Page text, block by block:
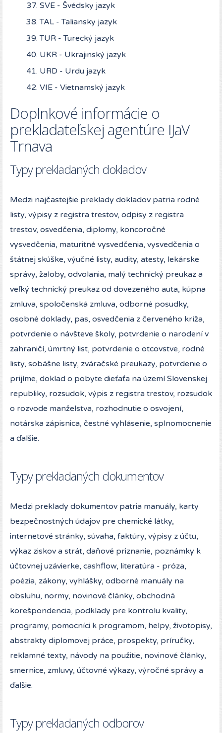
SVE - Švédsky jazyk
TAL - Taliansky jazyk
TUR - Turecký jazyk
UKR - Ukrajinský jazyk
URD - Urdu jazyk
VIE - Vietnamský jazyk
Doplnkové informácie o
prekladateľskej agentúre IJaV
Trnava
Typy prekladaných dokladov
Medzi najčastejšie preklady dokladov patria rodné
listy, výpisy z registra trestov, odpisy z registra
trestov, osvedčenia, diplomy, koncoročné
vysvedčenia, maturitné vysvedčenia, vysvedčenia o
štátnej skúške, výučné listy, audity, atesty, lekárske
správy, žaloby, odvolania, malý technický preukaz a
veľký technický preukaz od dovezeného auta, kúpna
zmluva, spoločenská zmluva, odborné posudky,
osobné doklady, pas, osvedčenia z červeného kríža,
potvrdenie o návšteve školy, potvrdenie o narodení v
zahraničí, úmrtný list, potvrdenie o otcovstve, rodné
listy, sobášne listy, zváračské preukazy, potvrdenie o
prijíme, doklad o pobyte dieťaťa na území Slovenskej
republiky, rozsudok, výpis z registra trestov, rozsudok
o rozvode manželstva, rozhodnutie o osvojení,
notárska zápisnica, čestné vyhlásenie, splnomocnenie
a ďalšie.
Typy prekladaných dokumentov
Medzi preklady dokumentov patria manuály, karty
bezpečnostných údajov pre chemické látky,
internetové stránky, súvaha, faktúry, výpisy z účtu,
výkaz ziskov a strát, daňové priznanie, poznámky k
účtovnej uzávierke, cashflow, literatúra - próza,
poézia, zákony, vyhlášky, odborné manuály na
obsluhu, normy, novinové články, obchodná
korešpondencia, podklady pre kontrolu kvality,
programy, pomocníci k programom, helpy, životopisy,
abstrakty diplomovej práce, prospekty, príručky,
reklamné texty, návody na použitie, novinové články,
smernice, zmluvy, účtovné výkazy, výročné správy a
ďalšie.
Typy prekladaných odborov